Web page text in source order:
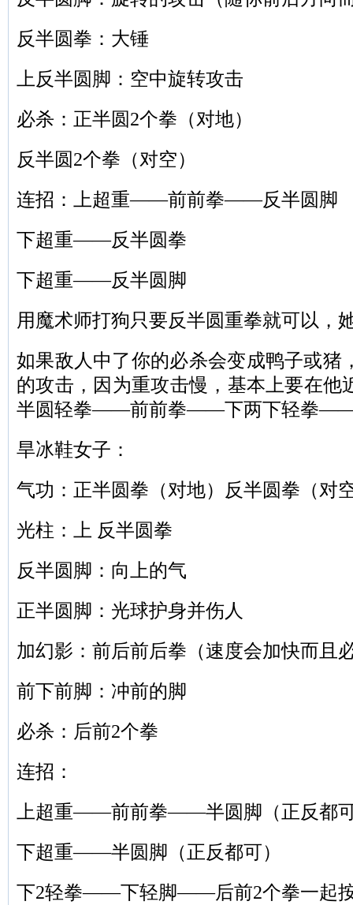
反半圆拳：大锤
上反半圆脚：空中旋转攻击
必杀：正半圆2个拳（对地）
反半圆2个拳（对空）
连招：上超重——前前拳——反半圆脚
下超重——反半圆拳
下超重——反半圆脚
用魔术师打狗只要反半圆重拳就可以，
如果敌人中了你的必杀会变成鸭子或猪
的攻击，因为重攻击慢，基本上要在
半圆轻拳——前前拳——下两下轻拳
旱冰鞋女子：
气功：正半圆拳（对地）反半圆拳（对
光柱：上 反半圆拳
反半圆脚：向上的气
正半圆脚：光球护身并伤人
加幻影：前后前后拳（速度会加快而且
前下前脚：冲前的脚
必杀：后前2个拳
连招：
上超重——前前拳——半圆脚（正反都
下超重——半圆脚（正反都可）
下2轻拳——下轻脚——后前2个拳一起